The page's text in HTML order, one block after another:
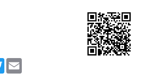
Twitter